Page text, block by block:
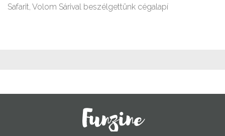
Safarit, Volom Sárival beszélgettünk cégalapí